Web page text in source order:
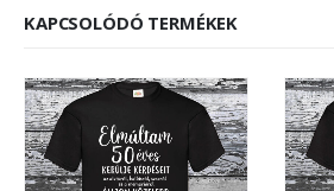
KAPCSOLÓDÓ TERMÉKEK